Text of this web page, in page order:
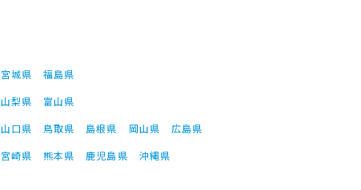
宮城県
福島県
山梨県
富山県
山口県 鳥取県 島根県 岡山県
広島県
宮崎県 熊本県 鹿児島県 沖縄県